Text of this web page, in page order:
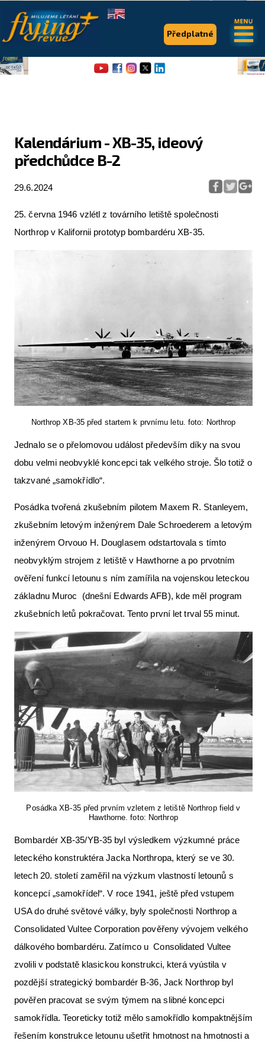
Kalendárium - XB-35, ideový
předchůdce B-2
29.6.2024
25. června 1946 vzlétl z továrního letiště společnosti
Northrop v Kalifornii prototyp bombardéru XB-35.
Northrop XB-35 před startem k prvnímu letu. foto: Northrop
Jednalo se o přelomovou událost především díky na svou
dobu velmi neobvyklé koncepci tak velkého stroje. Šlo totiž o
takzvané „samokřídlo“.
Posádka tvořená zkušebním pilotem Maxem R. Stanleyem,
zkušebním letovým inženýrem Dale Schroederem a letovým
inženýrem Orvouo H. Douglasem odstartovala s tímto
neobvyklým strojem z letiště v Hawthorne a po prvotním
ověření funkcí letounu s ním zamířila na vojenskou leteckou
základnu Muroc (dnešní Edwards AFB), kde měl program
zkušebních letů pokračovat. Tento první let trval 55 minut.
Posádka XB-35 před prvním vzletem z letiště Northrop field v
Hawthorne. foto: Northrop
Bombardér XB-35/YB-35 byl výsledkem výzkumné práce
leteckého konstruktéra Jacka Northropa, který se ve 30.
letech 20. století zaměřil na výzkum vlastností letounů s
koncepcí „samokřídel“. V roce 1941, ještě před vstupem
USA do druhé světové války, byly společnosti Northrop a
Consolidated Vultee Corporation pověřeny vývojem velkého
dálkového bombardéru. Zatímco u Consolidated Vultee
zvolili v podstatě klasickou konstrukci, která vyústila v
pozdější strategický bombardér B-36, Jack Northrop byl
pověřen pracovat se svým týmem na slibné koncepci
samokřídla. Teoreticky totiž mělo samokřídlo kompaktnějším
řešením konstrukce letounu ušetřit hmotnost na hmotnosti a
Předplatné
.
Flying Revue
Pro piloty
Série & speciály
Aktuální FR + archiv
VFR Communication app
The SAFE Guide app
Nabídky práce v letectví
Inzerujte s námi
E-SHOP